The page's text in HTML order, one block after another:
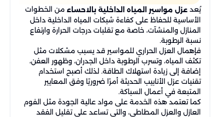
يُعد عزل مواسير المياه الداخلية بالاحساء من الخطوات
الأساسية للحفاظ على كفاءة شبكات المياه الداخلية داخل
المنازل والمنشآت، خاصة مع تقلبات درجات الحرارة وارتفاع
نسبة الرطوبة.
فإهمال العزل الحراري للمواسير قد يسبب مشكلات مثل
تكثف المياه، وتسرب الرطوبة داخل الجدران، وظهور العفن،
إضافة إلى زيادة استهلاك الطاقة. لذلك أصبح استخدام
تقنيات عزل الأنابيب الحديثة أمرًا ضروريًا وفق المعايير
المتبعة في أعمال السباكة.
كما تعتمد هذه الخدمة على مواد عالية الجودة مثل الفوم
العازل والعزل المطاطي، والتي تساعد على تقليل الفقد